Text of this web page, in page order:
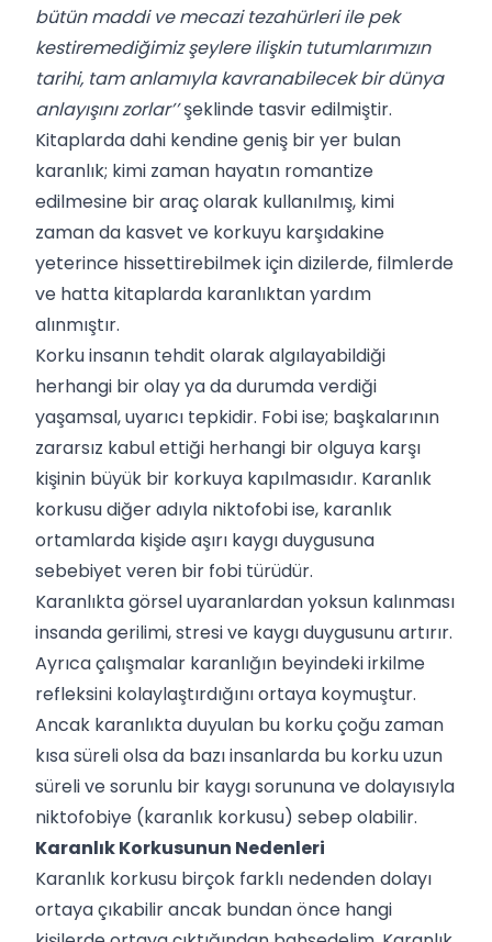
bütün maddi ve mecazi tezahürleri ile pek
kestiremediğimiz şeylere ilişkin tutumlarımızın
tarihi, tam anlamıyla kavranabilecek bir dünya
anlayışını zorlar’’şeklinde tasvir edilmiştir.
Kitaplarda dahi kendine geniş bir yer bulan
karanlık; kimi zaman hayatın romantize
edilmesine bir araç olarak kullanılmış, kimi
zaman da kasvet ve korkuyu karşıdakine
yeterince hissettirebilmek için dizilerde, filmlerde
ve hatta kitaplarda karanlıktan yardım
alınmıştır.
Korku insanın tehdit olarak algılayabildiği
herhangi bir olay ya da durumda verdiği
yaşamsal, uyarıcı tepkidir. Fobi ise; başkalarının
zararsız kabul ettiği herhangi bir olguya karşı
kişinin büyük bir korkuya kapılmasıdır. Karanlık
korkusu diğer adıyla niktofobi ise, karanlık
ortamlarda kişide aşırı kaygı duygusuna
sebebiyet veren bir fobi türüdür.
Karanlıkta görsel uyaranlardan yoksun kalınması
insanda gerilimi, stresi ve kaygı duygusunu artırır.
Ayrıca çalışmalar karanlığın beyindeki irkilme
refleksini kolaylaştırdığını ortaya koymuştur.
Ancak karanlıkta duyulan bu korku çoğu zaman
kısa süreli olsa da bazı insanlarda bu korku uzun
süreli ve sorunlu bir kaygı sorununa ve dolayısıyla
niktofobiye (karanlık korkusu) sebep olabilir.
Karanlık Korkusunun Nedenleri
Karanlık korkusu birçok farklı nedenden dolayı
ortaya çıkabilir ancak bundan önce hangi